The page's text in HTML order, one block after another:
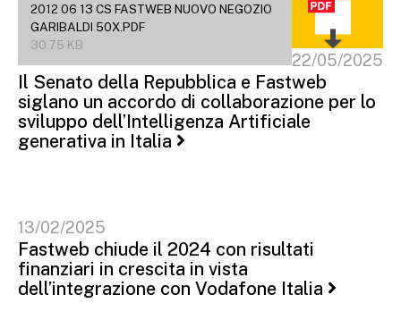
2012 06 13 CS FASTWEB NUOVO NEGOZIO
GARIBALDI 50X.PDF
30.75 KB
22/05/2025
Il Senato della Repubblica e Fastweb
siglano un accordo di collaborazione per lo
sviluppo dell’Intelligenza Artificiale
generativa in Italia
13/02/2025
Fastweb chiude il 2024 con risultati
finanziari in crescita in vista
dell’integrazione con Vodafone Italia